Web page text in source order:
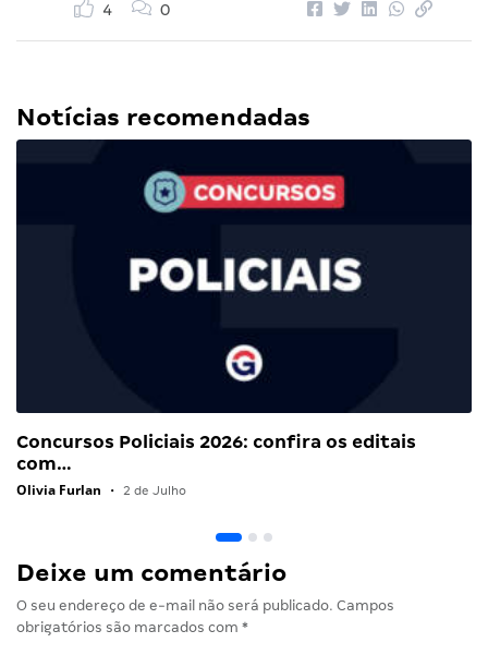
4 0
Notícias recomendadas
Concursos Policiais 2026: confira os editais
com…
Olivia Furlan • 2 de Julho
Deixe um comentário
O seu endereço de e-mail não será publicado. Campos
obrigatórios são marcados com *